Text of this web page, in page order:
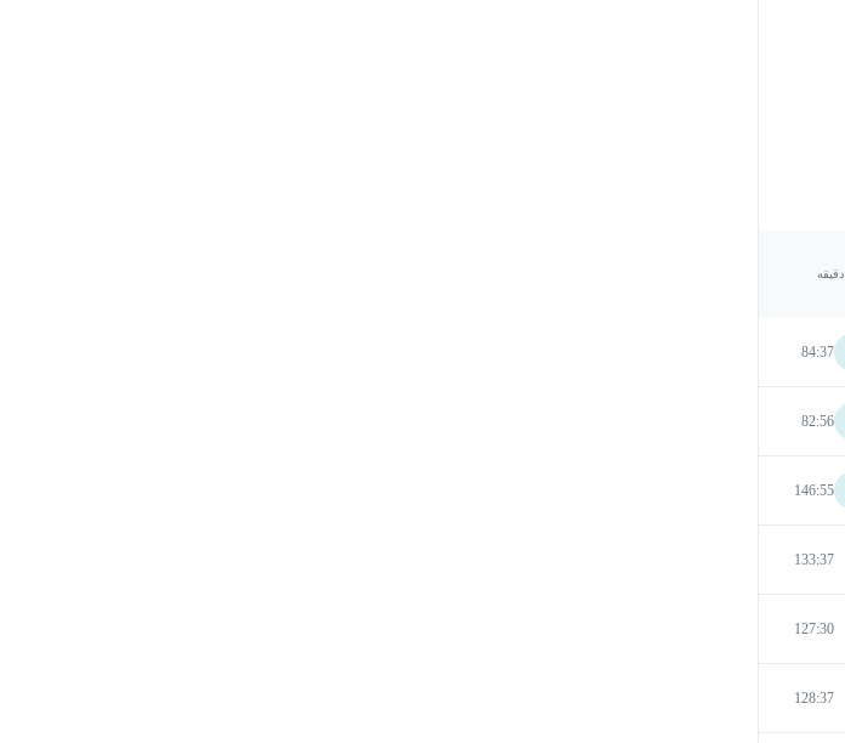
84:37
82:56
146:55
133:37
127:30
128:37